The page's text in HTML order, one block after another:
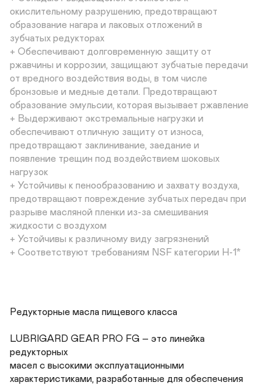
окислительному разрушению, предотвращают
образование нагара и лаковых отложений в
зубчатых редукторах
+ Обеспечивают долговременную защиту от
ржавчины и коррозии, защищают зубчатые передачи
от вредного воздействия воды, в том числе
бронзовые и медные детали. Предотвращают
образование эмульсии, которая вызывает ржавление
+ Выдерживают экстремальные нагрузки и
обеспечивают отличную защиту от износа,
предотвращают заклинивание, заедание и
появление трещин под воздействием шоковых
нагрузок
+ Устойчивы к пенообразованию и захвату воздуха,
предотвращают повреждение зубчатых передач при
разрыве масляной пленки из-за смешивания
жидкости с воздухом
+ Устойчивы к различному виду загрязнений
Редукторные масла пищевого класса
LUBRIGARD GEAR PRO FG – это линейка
редукторных
масел с высокими эксплуатационными
характеристиками, разработанные для обеспечения